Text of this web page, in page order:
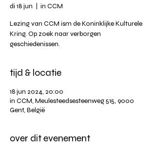
di 18 jun in CCM
Lezing van CCM ism de Koninklijke Kulturele
Kring. Op zoek naar verborgen
geschiedenissen.
tijd & locatie
18 jun 2024, 20:00
in CCM, Meulesteedsesteenweg 515, 9000
Gent, België
over dit evenement